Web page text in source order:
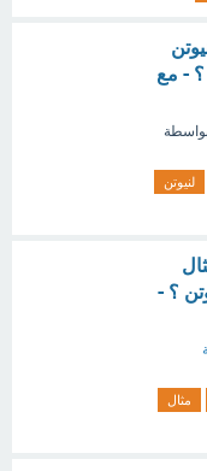
لكل فعل ردة فعل ٠٠٠٠٠٠٠ ؟ - مع
لنيوتن
؟ -
مثال